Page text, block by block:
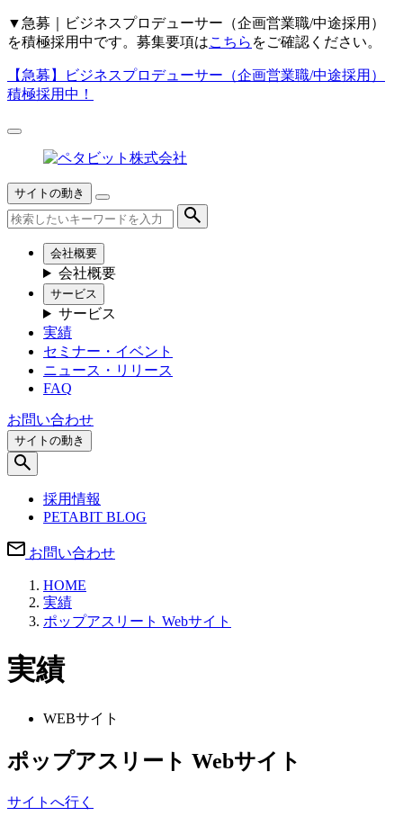
▼ 急募｜ビジネスプロデューサー（企画営業職/中途採用）
を積極採用中です。募集要項はこちら をご確認ください。
【急募】
ビジネスプロデューサー（企画営業職/中途採用）
積極採用中！
サイトの動き
会社概要
会社概要
サービス
サービス
実績
セミナー・イベント
ニュース・リリース
FAQ
お問い合わせ
サイトの動き
採用情報
PETABIT BLOG
お問い合わせ
HOME
実績
ポップアスリート Webサイト
実績
WEBサイト
ポップアスリート Webサイト
サイトへ行く